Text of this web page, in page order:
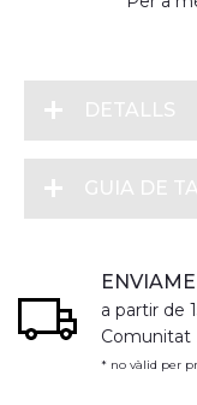
DETALLS
GUIA DE
a partir de
Comunitat
* no vàlid per